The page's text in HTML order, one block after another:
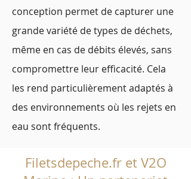
conception permet de capturer une
grande variété de types de déchets,
même en cas de débits élevés, sans
compromettre leur efficacité. Cela
les rend particulièrement adaptés à
des environnements où les rejets en
eau sont fréquents.
Filetsdepeche.fr et V2O